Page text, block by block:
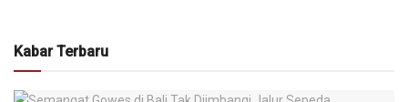
Kabar Terbaru